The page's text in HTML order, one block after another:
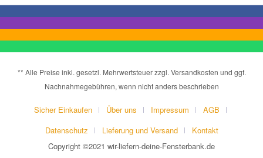
** Alle Preise inkl. gesetzl. Mehrwertsteuer zzgl. Versandkosten und ggf.
Nachnahmegebühren, wenn nicht anders beschrieben
Sicher Einkaufen Über uns Impressum
AGB
Datenschutz
Lieferung und Versand
Kontakt
Copyright ©2021 wir-liefern-deine-Fensterbank.de